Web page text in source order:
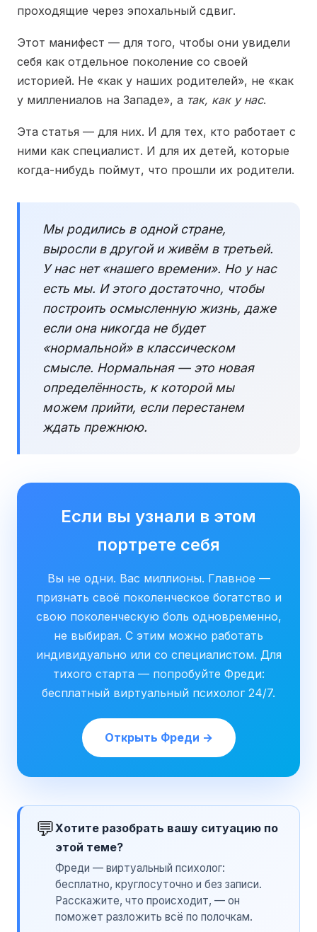
проходящие через эпохальный сдвиг.
Этот манифест — для того, чтобы они увидели
себя как отдельное поколение со своей
историей. Не «как у наших родителей», не «как
у миллениалов на Западе», а так, как у нас.
Эта статья — для них. И для тех, кто работает с
ними как специалист. И для их детей, которые
когда-нибудь поймут, что прошли их родители.
Мы родились в одной стране,
выросли в другой и живём в третьей.
У нас нет «нашего времени». Но у нас
есть мы. И этого достаточно, чтобы
построить осмысленную жизнь, даже
если она никогда не будет
«нормальной» в классическом
смысле. Нормальная — это новая
определённость, к которой мы
можем прийти, если перестанем
ждать прежнюю.
Если вы узнали в этом
портрете себя
Вы не одни. Вас миллионы. Главное —
признать своё поколенческое богатство и
свою поколенческую боль одновременно,
не выбирая. С этим можно работать
индивидуально или со специалистом. Для
тихого старта — попробуйте Фреди:
бесплатный виртуальный психолог 24/7.
Открыть Фреди →
💬Хотите разобрать вашу ситуацию по
этой теме?
Фреди — виртуальный психолог:
бесплатно, круглосуточно и без записи.
Расскажите, что происходит, — он
поможет разложить всё по полочкам.